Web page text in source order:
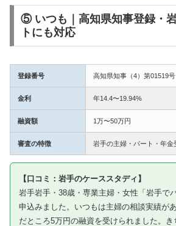
⑤ いつも｜高知県知事登録・
トにも対応
登録番号 高知県知事（4）第01519号
金利 年14.4〜19.94%
融資額 1万〜50万円
審査の特徴 岩手の主婦・パート・年金
【口コミ：岩手のケーススタディ】
岩手岩手・38歳・専業主婦・女性「岩手で
申込みました。いつもは主婦の相談実績が
だところ5万円の融資を受けられました。